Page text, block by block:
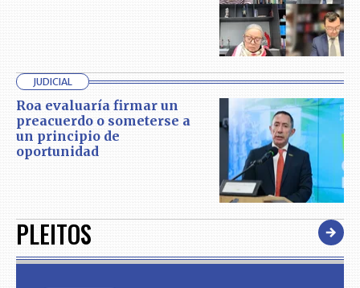
JUDICIAL
Roa evaluaría firmar un
preacuerdo o someterse a
un principio de
oportunidad
PLEITOS